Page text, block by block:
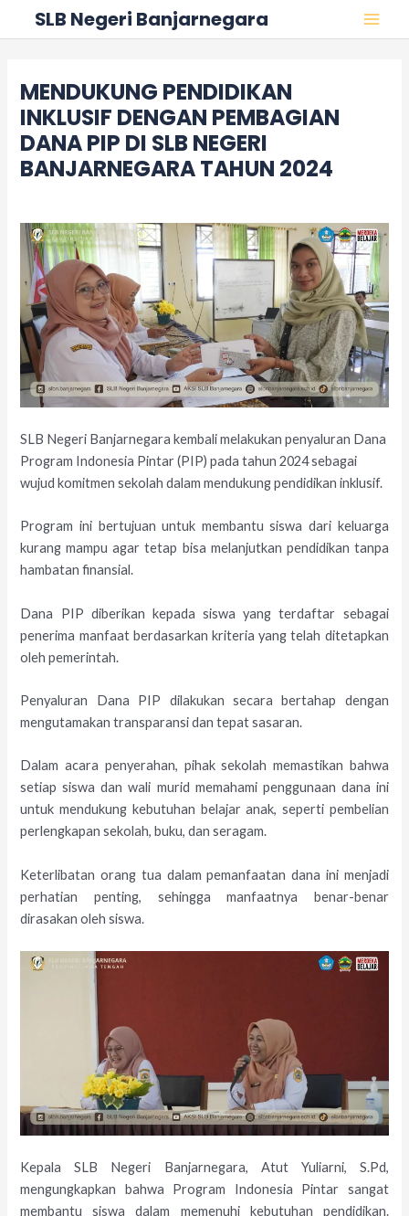
SLB Negeri Banjarnegara
MENDUKUNG PENDIDIKAN
INKLUSIF DENGAN PEMBAGIAN
DANA PIP DI SLB NEGERI
BANJARNEGARA TAHUN 2024
SLB Negeri Banjarnegara kembali melakukan penyaluran Dana
Program Indonesia Pintar (PIP) pada tahun 2024 sebagai
wujud komitmen sekolah dalam mendukung pendidikan inklusif.
Program ini bertujuan untuk membantu siswa dari keluarga
kurang mampu agar tetap bisa melanjutkan pendidikan tanpa
hambatan finansial.
Dana PIP diberikan kepada siswa yang terdaftar sebagai
penerima manfaat berdasarkan kriteria yang telah ditetapkan
oleh pemerintah.
Penyaluran Dana PIP dilakukan secara bertahap dengan
mengutamakan transparansi dan tepat sasaran.
Dalam acara penyerahan, pihak sekolah memastikan bahwa
setiap siswa dan wali murid memahami penggunaan dana ini
untuk mendukung kebutuhan belajar anak, seperti pembelian
perlengkapan sekolah, buku, dan seragam.
Keterlibatan orang tua dalam pemanfaatan dana ini menjadi
perhatian penting, sehingga manfaatnya benar-benar
dirasakan oleh siswa.
Kepala SLB Negeri Banjarnegara, Atut Yuliarni, S.Pd,
mengungkapkan bahwa Program Indonesia Pintar sangat
membantu siswa dalam memenuhi kebutuhan pendidikan.
Post
navigation